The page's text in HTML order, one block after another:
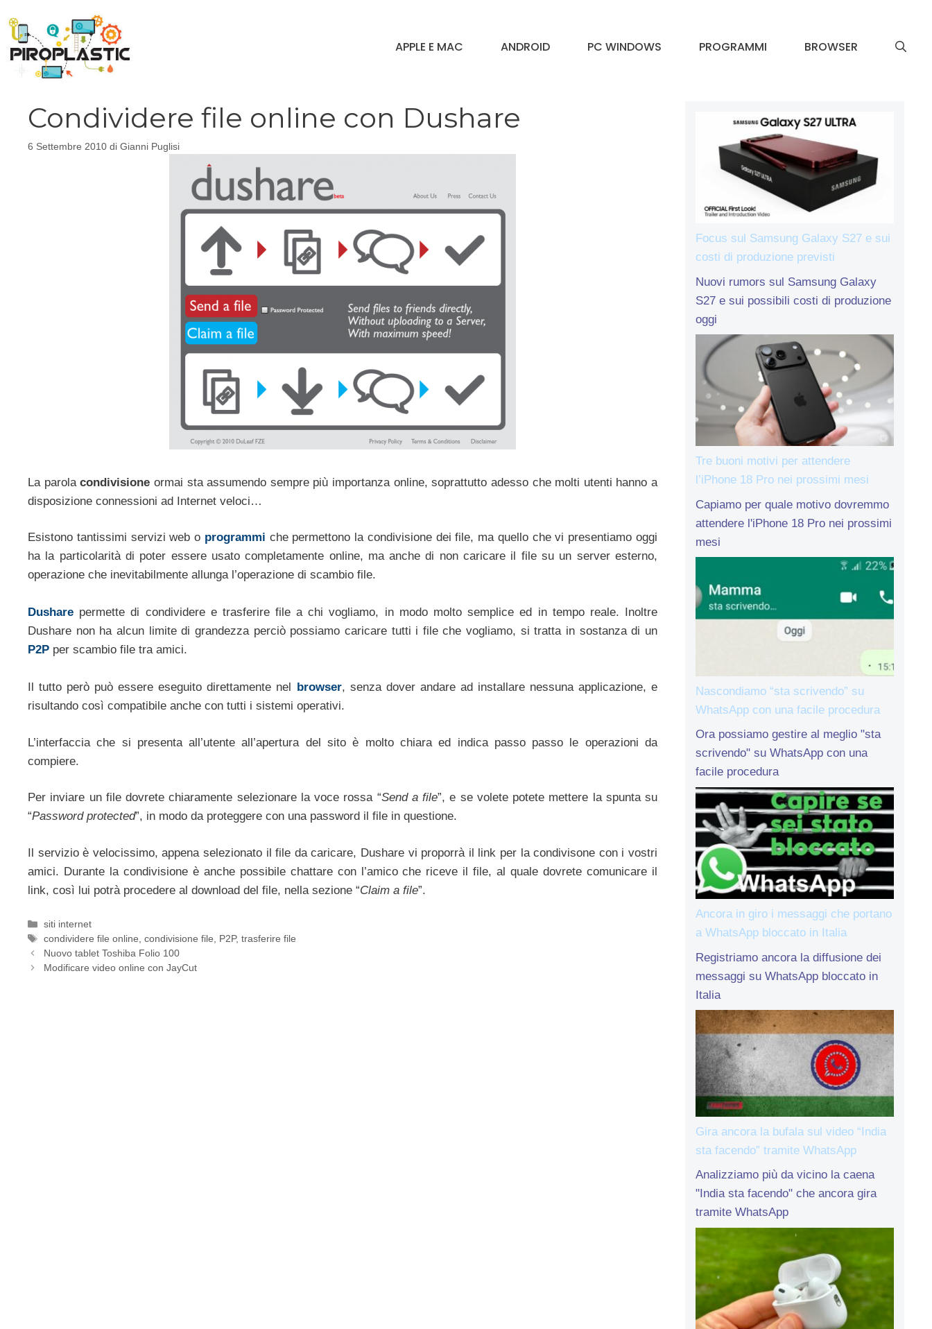
contenuto
APPLE E MAC ANDROID PC WINDOWS PROGRAMMI BROWSER
Condividere file online con Dushare
6 Settembre 2010 di Gianni Puglisi
La parolacondivisione ormai sta assumendo sempre più importanza online, soprattutto adesso che molti utenti hanno a
disposizione connessioni ad Internet veloci…
Esistono tantissimi servizi web o programmi che permettono la condivisione dei file, ma quello che vi presentiamo oggi
ha la particolarità di poter essere usato completamente online, ma anche di non caricare il file su un server esterno,
operazione che inevitabilmente allunga l’operazione di scambio file.
Dushare permette di condividere e trasferire file a chi vogliamo, in modo molto semplice ed in tempo reale. Inoltre
Dushare non ha alcun limite di grandezza perciò possiamo caricare tutti i file che vogliamo, si tratta in sostanza di un
P2P per scambio file tra amici.
Il tutto però può essere eseguito direttamente nel browser, senza dover andare ad installare nessuna applicazione, e
risultando così compatibile anche con tutti i sistemi operativi.
L’interfaccia che si presenta all’utente all’apertura del sito è molto chiara ed indica passo passo le operazioni da
compiere.
Per inviare un file dovrete chiaramente selezionare la voce rossa “Send a file”, e se volete potete mettere la spunta su
“Password protected”, in modo da proteggere con una password il file in questione.
Il servizio è velocissimo, appena selezionato il file da caricare, Dushare vi proporrà il link per la condivisone con i vostri
amici. Durante la condivisione è anche possibile chattare con l’amico che riceve il file, al quale dovrete comunicare il
link, così lui potrà procedere al download del file, nella sezione “Claim a file”.
Categorie
siti internet
Tag
condividere file online,condivisione file, P2P,trasferire file
Nuovo tablet Toshiba Folio 100
Modificare video online con JayCut
Focus sul Samsung Galaxy S27 e sui
costi di produzione previsti
Nuovi rumors sul Samsung Galaxy
S27 e sui possibili costi di produzione
oggi
Tre buoni motivi per attendere
l’iPhone 18 Pro nei prossimi mesi
Capiamo per quale motivo dovremmo
attendere l'iPhone 18 Pro nei prossimi
mesi
Nascondiamo “sta scrivendo” su
WhatsApp con una facile procedura
Ora possiamo gestire al meglio "sta
scrivendo" su WhatsApp con una
facile procedura
Ancora in giro i messaggi che portano
a WhatsApp bloccato in Italia
Registriamo ancora la diffusione dei
messaggi su WhatsApp bloccato in
Italia
Gira ancora la bufala sul video “India
sta facendo” tramite WhatsApp
Analizziamo più da vicino la caena
"India sta facendo" che ancora gira
tramite WhatsApp